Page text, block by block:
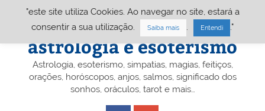
Portal A&E – Portal
astrologia e esoterismo
Astrologia, esoterismo, simpatias, magias, feitiços,
orações, horóscopos, anjos, salmos, significado dos
sonhos, oráculos, tarot e mais…
"este site utiliza Cookies. Ao navegar no site, estará a
consentir a sua utilização.
Saiba mais Entendi ."